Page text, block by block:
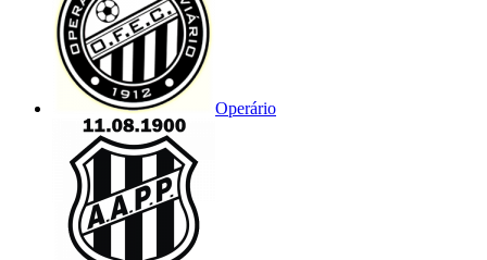
Operário